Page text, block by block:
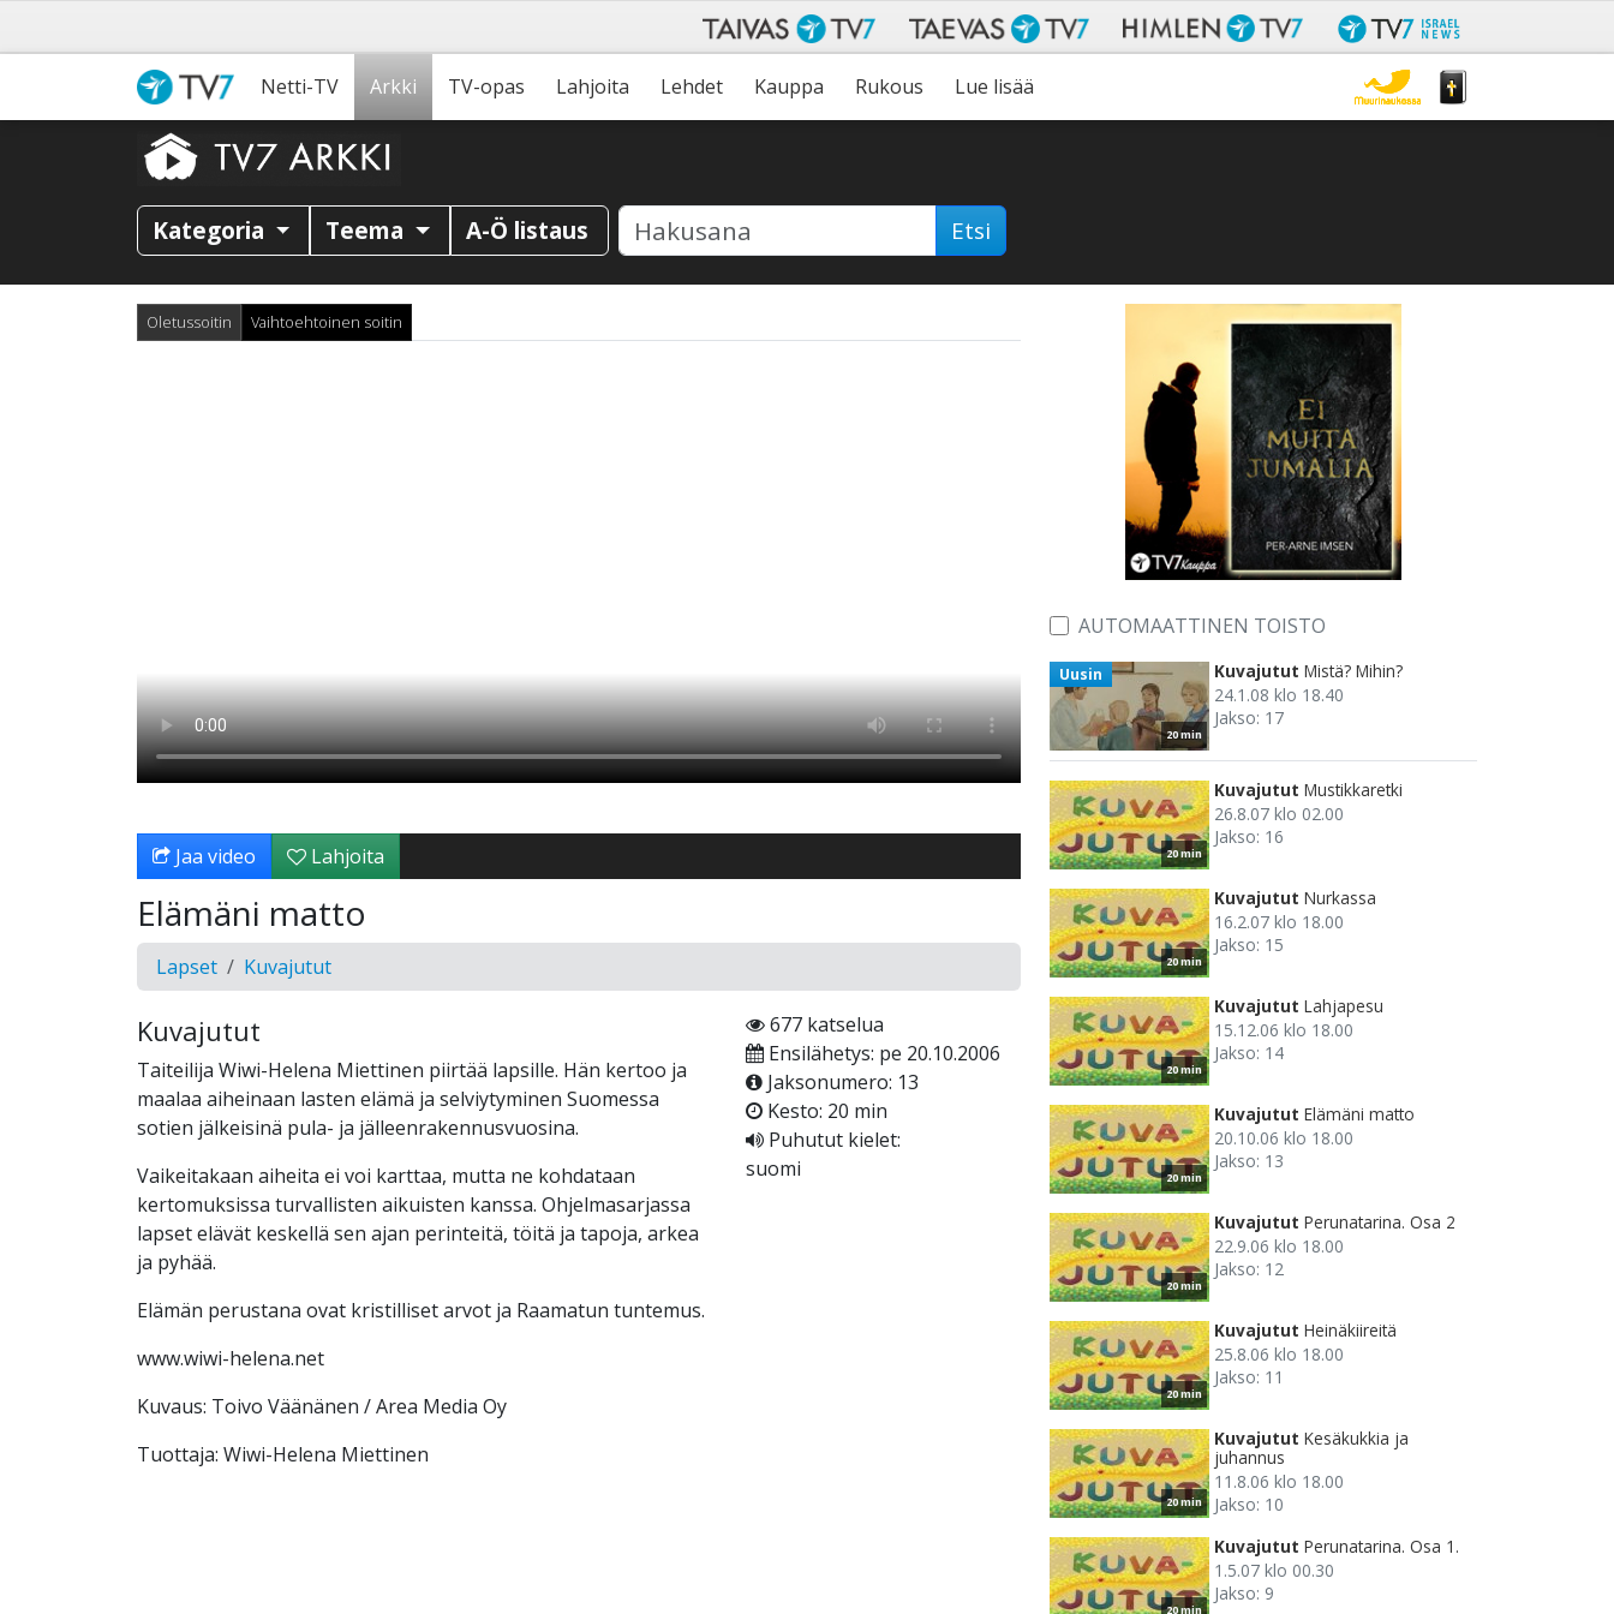
Netti-TV Arkki TV-opas Lahjoita Lehdet Kauppa Rukous Lue lisää
Kategoria Teema A-Ö listaus Etsi
Oletussoitin Vaihtoehtoinen soitin
Jaa video Lahjoita
Elämäni matto
Lapset Kuvajutut
Kuvajutut
Taiteilija Wiwi-Helena Miettinen piirtää lapsille. Hän kertoo ja
maalaa aiheinaan lasten elämä ja selviytyminen Suomessa
sotien jälkeisinä pula- ja jälleenrakennusvuosina.
Vaikeitakaan aiheita ei voi karttaa, mutta ne kohdataan
kertomuksissa turvallisten aikuisten kanssa. Ohjelmasarjassa
lapset elävät keskellä sen ajan perinteitä, töitä ja tapoja, arkea
ja pyhää.
Elämän perustana ovat kristilliset arvot ja Raamatun tuntemus.
www.wiwi-helena.net
Kuvaus: Toivo Väänänen / Area Media Oy
Tuottaja: Wiwi-Helena Miettinen
677 katselua
Ensilähetys: pe 20.10.2006
Jaksonumero: 13
Kesto: 20 min
Puhutut kielet:
suomi
AUTOMAATTINEN TOISTO
20 min
Uusin Kuvajutut Mistä? Mihin?
24.1.08 klo 18.40
Jakso: 17
20 min
Kuvajutut Mustikkaretki
26.8.07 klo 02.00
Jakso: 16
20 min
Kuvajutut Nurkassa
16.2.07 klo 18.00
Jakso: 15
20 min
Kuvajutut Lahjapesu
15.12.06 klo 18.00
Jakso: 14
20 min
Kuvajutut Elämäni matto
20.10.06 klo 18.00
Jakso: 13
20 min
Kuvajutut Perunatarina. Osa 2
22.9.06 klo 18.00
Jakso: 12
20 min
Kuvajutut Heinäkiireitä
25.8.06 klo 18.00
Jakso: 11
20 min
Kuvajutut Kesäkukkia ja
juhannus
11.8.06 klo 18.00
Jakso: 10
20 min
Kuvajutut Perunatarina. Osa 1.
1.5.07 klo 00.30
Jakso: 9